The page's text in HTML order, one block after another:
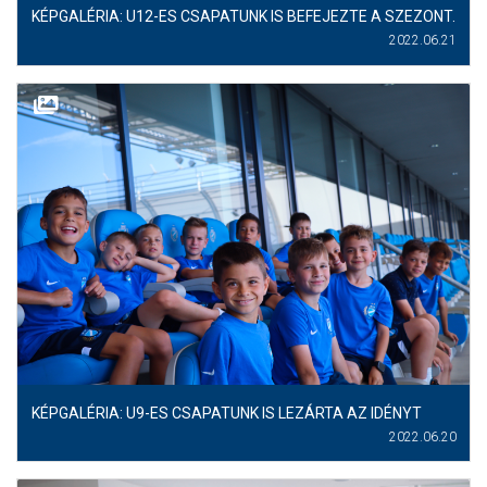
KÉPGALÉRIA: U12-ES CSAPATUNK IS BEFEJEZTE A SZEZONT.
2022.06.21
KÉPGALÉRIA: U9-ES CSAPATUNK IS LEZÁRTA AZ IDÉNYT
2022.06.20